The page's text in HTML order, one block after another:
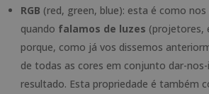
RGB (red, green, blue): esta é como
quando falamos de luzes (projetores,
porque, como já vos dissemos
de todas as cores em conjunto dar-
resultado. Esta propriedade é também